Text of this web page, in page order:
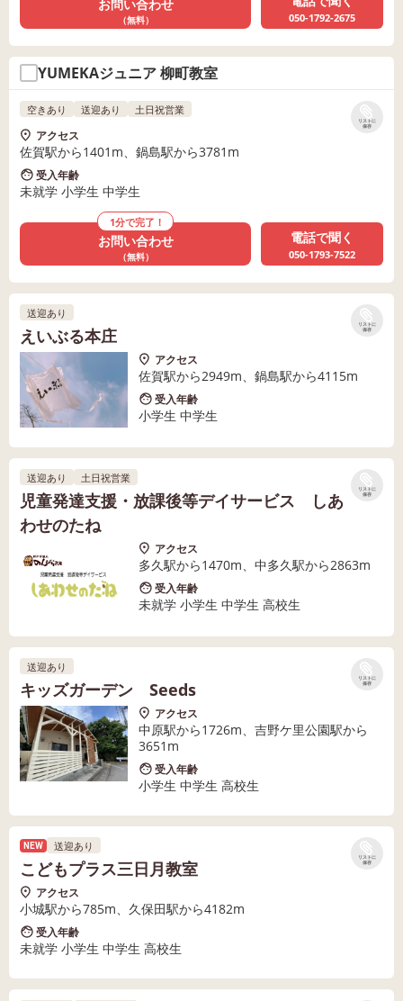
お問い合わせ
（無料） 050-1792-2675
YUMEKAジュニア 柳町教室
リストに
保存
空きあり 送迎あり 土日祝営業
アクセス
佐賀駅から1401m、鍋島駅から3781m
受入年齢
未就学 小学生 中学生
1分で完了！
お問い合わせ
（無料）
電話で聞く
050-1793-7522
リストに
保存
送迎あり
えいぶる本庄
アクセス
佐賀駅から2949m、鍋島駅から4115m
受入年齢
小学生 中学生
リストに
保存
送迎あり 土日祝営業
児童発達支援・放課後等デイサービス しあ
わせのたね
アクセス
多久駅から1470m、中多久駅から2863m
受入年齢
未就学 小学生 中学生 高校生
リストに
保存
送迎あり
キッズガーデン Seeds
アクセス
中原駅から1726m、吉野ケ里公園駅から
3651m
受入年齢
小学生 中学生 高校生
リストに
保存
NEW 送迎あり
こどもプラス三日月教室
アクセス
小城駅から785m、久保田駅から4182m
受入年齢
未就学 小学生 中学生 高校生